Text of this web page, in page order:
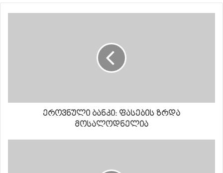
ეროვნული ბანკი: ფასების ზრდა
მოსალოდნელია